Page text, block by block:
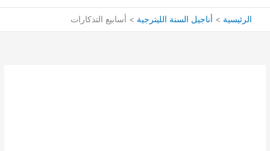
الرئيسية أناجيل السنة الليترجية أسابيع التذكارات